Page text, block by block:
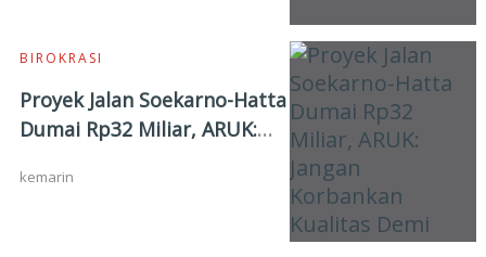
BIROKRASI
Proyek Jalan Soekarno-Hatta
Dumai Rp32 Miliar, ARUK:
Demi Kejar Target
kemarin